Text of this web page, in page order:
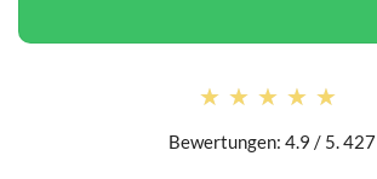
★★★★★
★★★★★
Bewertungen: 4.9 / 5. 427